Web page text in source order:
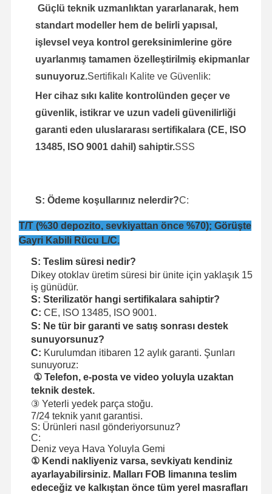
Güçlü teknik uzmanlıktan yararlanarak, hem
standart modeller hem de belirli yapısal,
işlevsel veya kontrol gereksinimlerine göre
uyarlanmış tamamen özelleştirilmiş ekipmanlar
sunuyoruz.Sertifikalı Kalite ve Güvenlik:
Her cihaz sıkı kalite kontrolünden geçer ve
güvenlik, istikrar ve uzun vadeli güvenilirliği
garanti eden uluslararası sertifikalara (CE, ISO
13485, ISO 9001 dahil) sahiptir.SSS
S: Ödeme koşullarınız nelerdir?C:
T/T (%30 depozito, sevkiyattan önce %70); Görüşte
Gayri Kabili Rücu L/C.
S: Teslim süresi nedir?
Dikey otoklav üretim süresi bir ünite için yaklaşık 15
iş günüdür.
S: Sterilizatör hangi sertifikalara sahiptir?
C: CE, ISO 13485, ISO 9001.
S: Ne tür bir garanti ve satış sonrası destek
sunuyorsunuz?
C: Kurulumdan itibaren 12 aylık garanti. Şunları
sunuyoruz:
① Telefon, e-posta ve video yoluyla uzaktan
teknik destek.
③ Yeterli yedek parça stoğu.
7/24 teknik yanıt garantisi.
S: Ürünleri nasıl gönderiyorsunuz?
C:
Deniz veya Hava Yoluyla Gemi
① Kendi nakliyeniz varsa, sevkiyatı kendiniz
ayarlayabilirsiniz. Malları FOB limanına teslim
edeceğiz ve kalkıştan önce tüm yerel masrafları